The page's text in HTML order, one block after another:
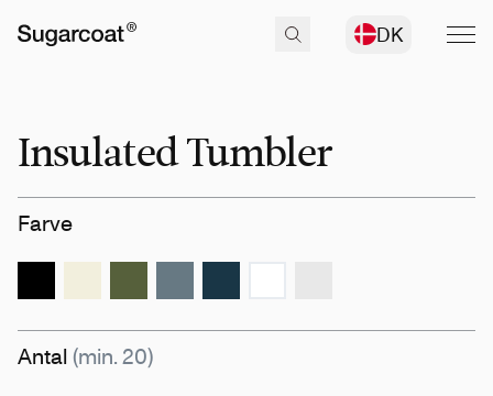
DK
Insulated Tumbler
Farve
Antal (min. 20)